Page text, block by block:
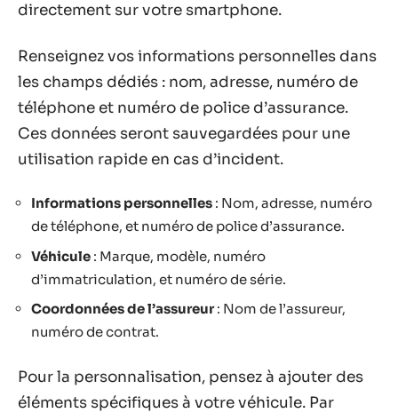
directement sur votre smartphone.
Renseignez vos informations personnelles dans
les champs dédiés : nom, adresse, numéro de
téléphone et numéro de police d’assurance.
Ces données seront sauvegardées pour une
utilisation rapide en cas d’incident.
Informations personnelles : Nom, adresse, numéro
de téléphone, et numéro de police d’assurance.
Véhicule : Marque, modèle, numéro
d’immatriculation, et numéro de série.
Coordonnées de l’assureur: Nom de l’assureur,
numéro de contrat.
Pour la personnalisation, pensez à ajouter des
éléments spécifiques à votre véhicule. Par